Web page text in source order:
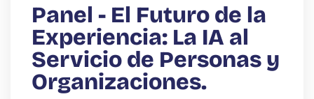
Panel - El Futuro de la
Experiencia: La IA al
Servicio de Personas y
Organizaciones.